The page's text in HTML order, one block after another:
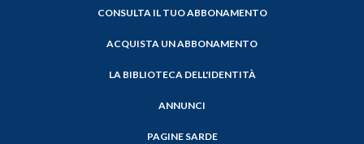
CONSULTA IL TUO ABBONAMENTO
ACQUISTA UN ABBONAMENTO
LA BIBLIOTECA DELL'IDENTITÀ
ANNUNCI
PAGINE SARDE